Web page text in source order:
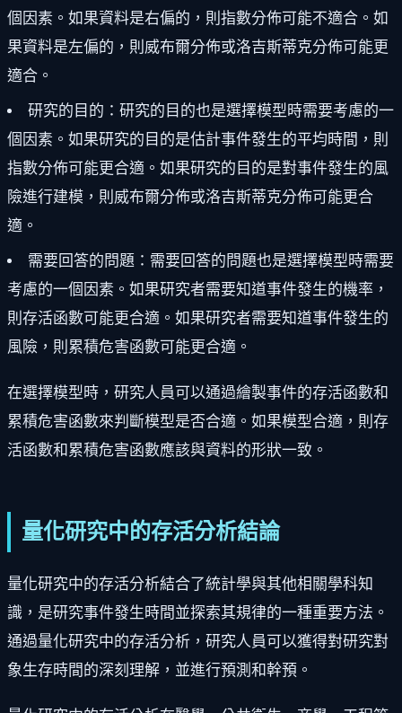
個因素。如果資料是右偏的，則指數分佈可能不適合。如
果資料是左偏的，則威布爾分佈或洛吉斯蒂克分佈可能更
適合。
研究的目的：研究的目的也是選擇模型時需要考慮的一
個因素。如果研究的目的是估計事件發生的平均時間，則
指數分佈可能更合適。如果研究的目的是對事件發生的風
險進行建模，則威布爾分佈或洛吉斯蒂克分佈可能更合
適。
需要回答的問題：需要回答的問題也是選擇模型時需要
考慮的一個因素。如果研究者需要知道事件發生的機率，
則存活函數可能更合適。如果研究者需要知道事件發生的
風險，則累積危害函數可能更合適。
在選擇模型時，研究人員可以通過繪製事件的存活函數和
累積危害函數來判斷模型是否合適。如果模型合適，則存
活函數和累積危害函數應該與資料的形狀一致。
量化研究中的存活分析結論
量化研究中的存活分析結合了統計學與其他相關學科知
識，是研究事件發生時間並探索其規律的一種重要方法。
通過量化研究中的存活分析，研究人員可以獲得對研究對
象生存時間的深刻理解，並進行預測和幹預。